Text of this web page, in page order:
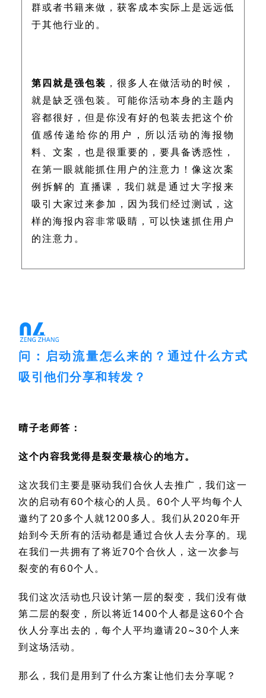
群或者书籍来做，获客成本实际上是远远低
于其他行业的。
第四就是强包装 ，很多人在做活动的时候，
就是缺乏强包装。可能你活动本身的主题内
容都很好，但是你没有好的包装去把这个价
值感传递给你的用户，所以活动的海报物
料、文案，也是很重要的，要具备诱惑性，
在第一眼就能抓住用户的注意力！像这次案
例拆解的 直播课，我们就是通过大字报来
吸引大家过来参加，因为我们经过测试，这
样的海报内容非常吸睛，可以快速抓住用户
的注意力。
问：启动流量怎么来的？通过什么方式
吸引他们分享和转发？
晴子老师答：
这个内容我觉得是裂变最核心的地方。
这次我们主要是驱动我们合伙人去推广，我们这一
次的启动有60个核心的人员。60个人平均每个人
邀约了20多个人就1200多人。我们从2020年开
始到今天所有的活动都是通过合伙人去分享的。现
在我们一共拥有了将近70个合伙人，这一次参与
裂变的有60个人。
我们这次活动也只设计第一层的裂变，我们没有做
第二层的裂变，所以将近1400个人都是这60个合
伙人分享出去的，每个人平均邀请20~30个人来
到这场活动。
那么，我们是用到了什么方案让他们去分享呢？